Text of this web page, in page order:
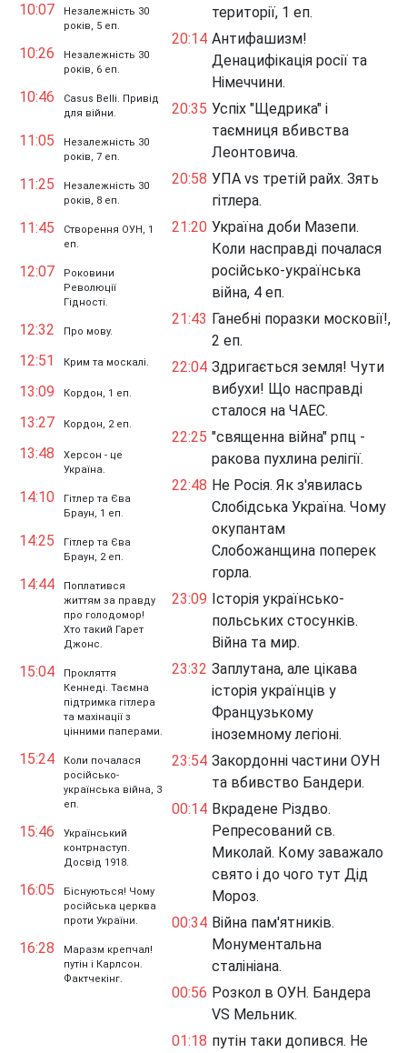
10:07
Незалежність 30
років, 5 еп.
10:26
Незалежність 30
років, 6 еп.
10:46
Casus Belli. Привід
для війни.
11:05
Незалежність 30
років, 7 еп.
11:25
Незалежність 30
років, 8 еп.
11:45
Створення ОУН, 1
еп.
12:07
Роковини
Революції
Гідності.
12:32 Про мову.
12:51 Крим та москалі.
13:09 Кордон, 1 еп.
13:27 Кордон, 2 еп.
13:48
Херсон - це
Україна.
14:10
Гітлер та Єва
Браун, 1 еп.
14:25
Гітлер та Єва
Браун, 2 еп.
14:44
Поплатився
життям за правду
про голодомор!
Хто такий Гарет
Джонс.
15:04
Прокляття
Кеннеді. Таємна
підтримка гітлера
та махінації з
цінними паперами.
15:24
Коли почалася
російсько-
українська війна, 3
еп.
15:46
Український
контрнаступ.
Досвід 1918.
16:05
Біснуються! Чому
російська церква
проти України.
16:28
Маразм крепчал!
путін і Карлсон.
Фактчекінг.
території, 1 еп.
20:14 Антифашизм!
Денацифікація росії та
Німеччини.
20:35 Успіх "Щедрика" і
таємниця вбивства
Леонтовича.
20:58 УПА vs третій райх. Зять
гітлера.
21:20 Україна доби Мазепи.
Коли насправді почалася
російсько-українська
війна, 4 еп.
21:43 Ганебні поразки московії!,
2 еп.
22:04 Здригається земля! Чути
вибухи! Що насправді
сталося на ЧАЕС.
22:25 "священна війна" рпц -
ракова пухлина релігії.
22:48 Не Росія. Як з'явилась
Слобідська Україна. Чому
окупантам
Слобожанщина поперек
горла.
23:09 Історія українсько-
польських стосунків.
Війна та мир.
23:32 Заплутана, але цікава
історія українців у
Французькому
іноземному легіоні.
23:54 Закордонні частини ОУН
та вбивство Бандери.
00:14 Вкрадене Різдво.
Репресований св.
Миколай. Кому заважало
свято і до чого тут Дід
Мороз.
00:34 Війна пам'ятників.
Монументальна
сталініана.
00:56 Розкол в ОУН. Бандера
VS Мельник.
01:18 путін таки допився. Не